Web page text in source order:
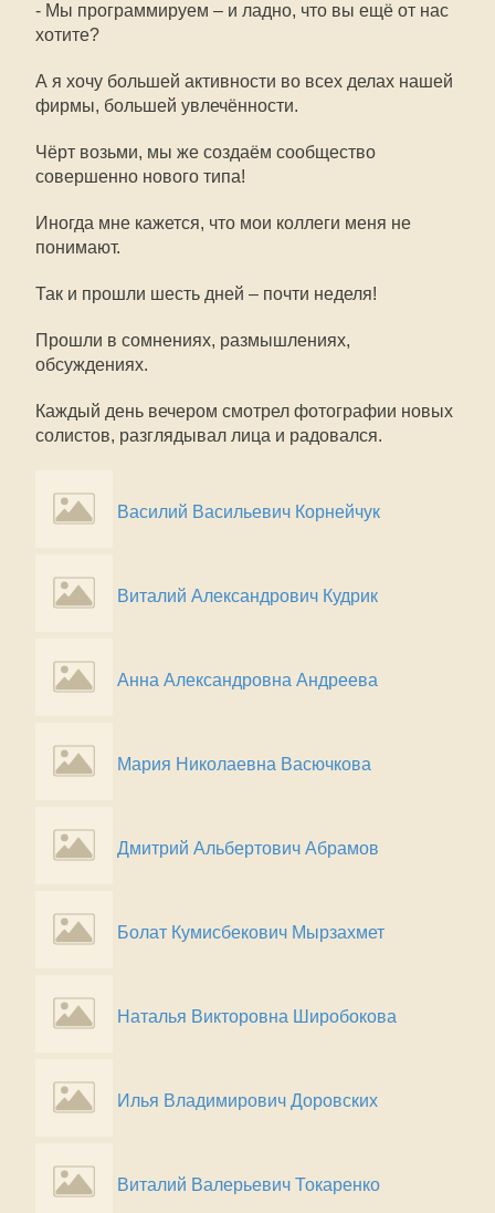
- Мы программируем – и ладно, что вы ещё от нас
хотите?
А я хочу большей активности во всех делах нашей
фирмы, большей увлечённости.
Чёрт возьми, мы же создаём сообщество
совершенно нового типа!
Иногда мне кажется, что мои коллеги меня не
понимают.
Так и прошли шесть дней – почти неделя!
Прошли в сомнениях, размышлениях,
обсуждениях.
Каждый день вечером смотрел фотографии новых
солистов, разглядывал лица и радовался.
Василий Васильевич Корнейчук
Виталий Александрович Кудрик
Анна Александровна Андреева
Мария Николаевна Васючкова
Дмитрий Альбертович Абрамов
Болат Кумисбекович Мырзахмет
Наталья Викторовна Широбокова
Илья Владимирович Доровских
Виталий Валерьевич Токаренко